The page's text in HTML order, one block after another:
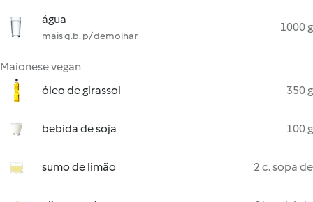
água
mais q.b. p/ demolhar
1000 g
Maionese vegan
óleo de girassol
350 g
bebida de soja 100 g
sumo de limão 2 c. sopa de